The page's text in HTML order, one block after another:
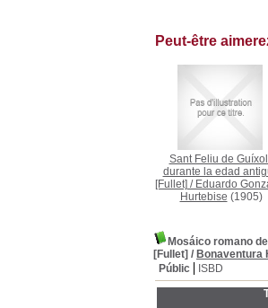
Peut-être
Sant Feliu de
durante la edad
[Fullet] / Eduardo
Hurtebise (1905)
Mosáico romano
[Fullet] / Bonaventura
Públic
ISBD